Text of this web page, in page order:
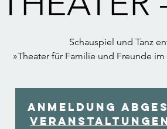
Schauspiel und Tanz
»Theater für Familie und Freunde im
Anmeldung